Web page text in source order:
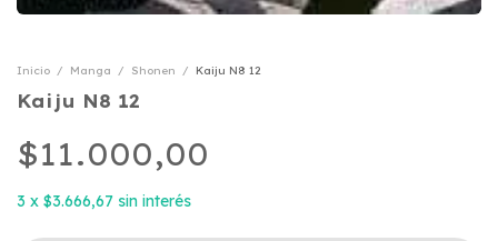
Inicio / Manga / Shonen / Kaiju N8 12
Kaiju N8 12
$11.000,00
3 x $3.666,67 sin interés